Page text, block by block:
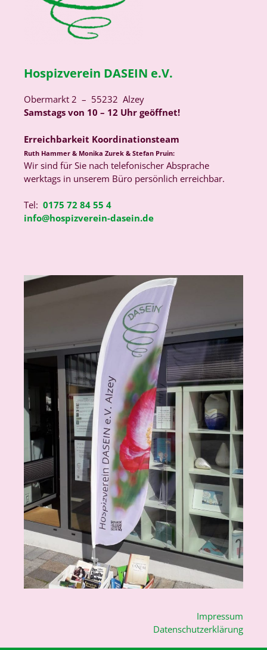
Hospizverein DASEIN e.V.
Obermarkt 2 – 55232 Alzey
Samstags von 10 – 12 Uhr geöffnet!
Erreichbarkeit Koordinationsteam
Ruth Hammer & Monika Zurek & Stefan Pruin:
Wir sind für Sie nach telefonischer Absprache
werktags in unserem Büro persönlich erreichbar.
Tel: 0175 72 84 55 4
info@hospizverein-dasein.de
Impressum
Datenschutzerklärung